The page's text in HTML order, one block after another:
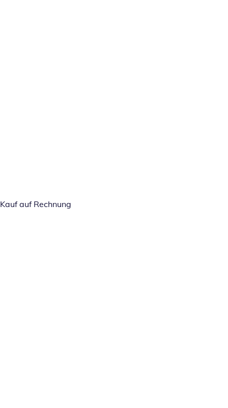
Kauf auf Rechnung